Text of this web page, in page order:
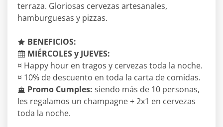
terraza. Gloriosas cervezas artesanales,
hamburguesas y pizzas.
BENEFICIOS:
MIÉRCOLES y JUEVES:
¤ Happy hour en tragos y cervezas toda la noche.
¤ 10% de descuento en toda la carta de comidas.
Promo Cumples: siendo más de 10 personas,
les regalamos un champagne + 2x1 en cervezas
toda la noche.